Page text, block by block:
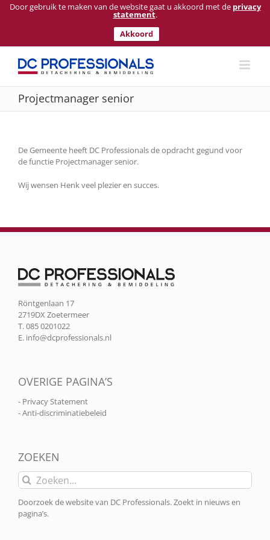
Door gebruik te maken van de website gaat u akkoord met de privacy
statement.
Akkoord
Ga
inhoud
Projectmanager senior
De Gemeente heeft DC Professionals de opdracht gegund voor
de functie Projectmanager senior.
Wij wensen Henk veel plezier en succes.
Röntgenlaan 17
2719DX Zoetermeer
T. 085 0201022
E. info@dcprofessionals.nl
OVERIGE PAGINA’S
- Privacy Statement
- Anti-discriminatiebeleid
ZOEKEN
Zoeken
naar:
Doorzoek de website van DC Professionals. Zoekt in nieuws en
pagina’s.